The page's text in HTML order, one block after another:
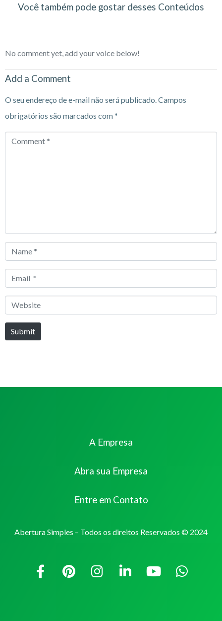
Você também pode gostar desses Conteúdos
No comment yet, add your voice below!
Add a Comment
O seu endereço de e-mail não será publicado.Campos
obrigatórios são marcados com*
Comment
Name
Email
Website
Submit
A Empresa
Abra sua Empresa
Entre em Contato
Abertura Simples – Todos os direitos Reservados © 2024